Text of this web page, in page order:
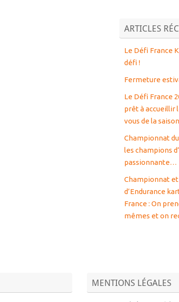
ARTICLES
Le Défi France
défi !
Fermeture
Le Défi France
prêt à accueillir
vous de la
Championnat
les champions
passionnante…
Championnat et
d’Endurance
France : On
mêmes et on
MENTIONS LÉGALES